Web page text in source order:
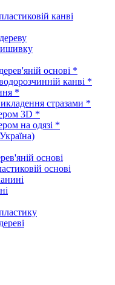
канві
основі *
канві *
*
стразами *
3D *
на одязі *
основі
основі